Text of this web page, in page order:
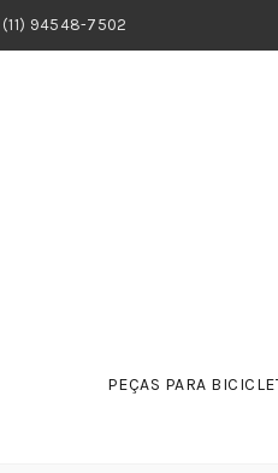
(11) 94548-7502
PEÇAS PARA
Amortecedor